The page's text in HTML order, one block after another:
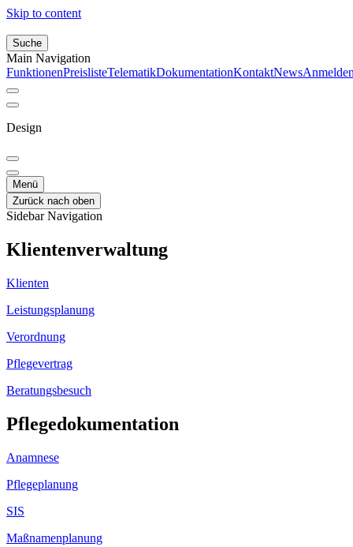
Skip to content
Suche
Main Navigation
FunktionenPreislisteTelematikDokumentationKontaktNews
Design
Menü
Zurück nach oben
Sidebar Navigation
Klientenverwaltung
Klienten
Leistungsplanung
Verordnung
Pflegevertrag
Beratungsbesuch
Pflegedokumentation
Anamnese
Pflegeplanung
SIS
Maßnamenplanung